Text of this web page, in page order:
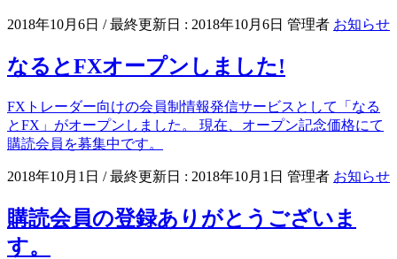
2018年10月6日 / 最終更新日 : 2018年10月6日 管理者 お知らせ
なるとFXオープンしました!
FXトレーダー向けの会員制情報発信サービスとして「なる
とFX」がオープンしました。 現在、オープン記念価格にて
購読会員を募集中です。
2018年10月1日 / 最終更新日 : 2018年10月1日 管理者 お知らせ
購読会員の登録ありがとうございま
す。